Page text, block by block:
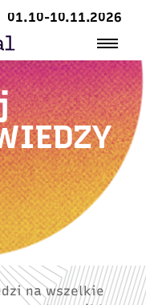
01.10-10.11.2026
na wszelkie